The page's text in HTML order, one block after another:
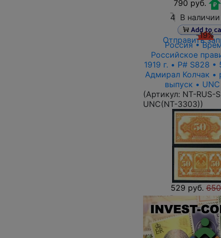
790 руб.
4 В
Отправить-19%
Россия •
Российское
1919 г. • P# S828 •
Адмирал Колчак •
выпуск •
(Артикул: NT-RUS-
UNC(NT-3303))
529 руб.
2 В
Отправить